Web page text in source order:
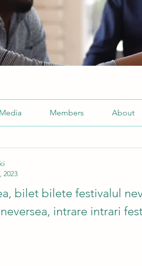
Media Members About
2023
bilet bilete festivalul
intrare intrari